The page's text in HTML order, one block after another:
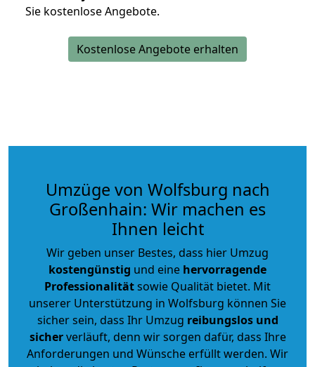
Sie kostenlose Angebote.
Kostenlose Angebote erhalten
Umzüge von Wolfsburg nach
Großenhain: Wir machen es
Ihnen leicht
Wir geben unser Bestes, dass hier Umzug
kostengünstig und eine hervorragende
Professionalitätsowie Qualität bietet. Mit
unserer Unterstützung in Wolfsburg können Sie
sicher sein, dass Ihr Umzug reibungslos und
sicherverläuft, denn wir sorgen dafür, dass Ihre
Anforderungen und Wünsche erfüllt werden. Wir